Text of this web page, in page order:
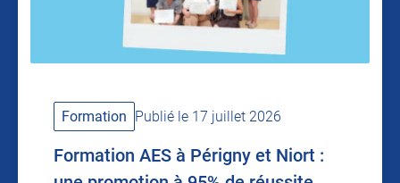
Formation Publié le 17 juillet 2026
Formation AES à Périgny et Niort :